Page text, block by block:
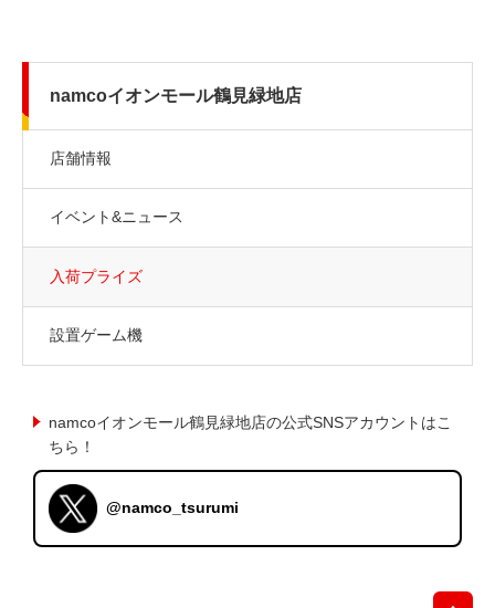
namcoイオンモール鶴見緑地店
店舗情報
イベント&ニュース
入荷プライズ
設置ゲーム機
namcoイオンモール鶴見緑地店の公式SNSアカウントはこ
ちら！
@namco_tsurumi